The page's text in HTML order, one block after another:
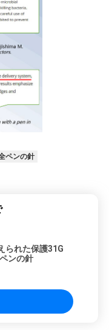
ペンの針
られた保護31G
ンの針